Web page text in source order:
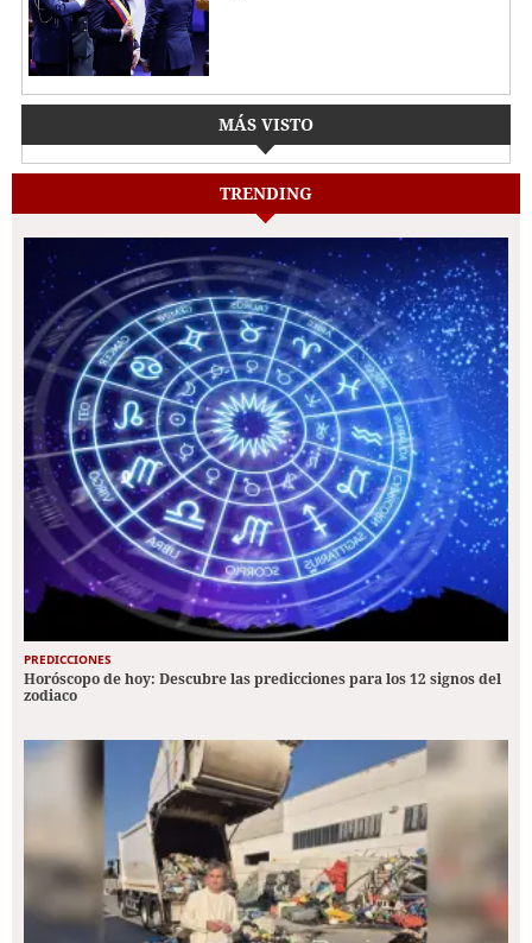
MÁS VISTO
TRENDING
PREDICCIONES
Horóscopo de hoy: Descubre las predicciones para los 12 signos del
zodiaco